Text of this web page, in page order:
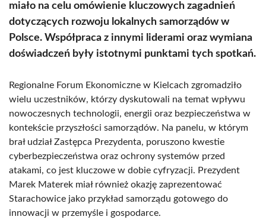
miało na celu omówienie kluczowych zagadnień
dotyczących rozwoju lokalnych samorządów w
Polsce. Współpraca z innymi liderami oraz wymiana
doświadczeń były istotnymi punktami tych spotkań.
Regionalne Forum Ekonomiczne w Kielcach zgromadziło
wielu uczestników, którzy dyskutowali na temat wpływu
nowoczesnych technologii, energii oraz bezpieczeństwa w
kontekście przyszłości samorządów. Na panelu, w którym
brał udział Zastępca Prezydenta, poruszono kwestie
cyberbezpieczeństwa oraz ochrony systemów przed
atakami, co jest kluczowe w dobie cyfryzacji. Prezydent
Marek Materek miał również okazję zaprezentować
Starachowice jako przykład samorządu gotowego do
innowacji w przemyśle i gospodarce.